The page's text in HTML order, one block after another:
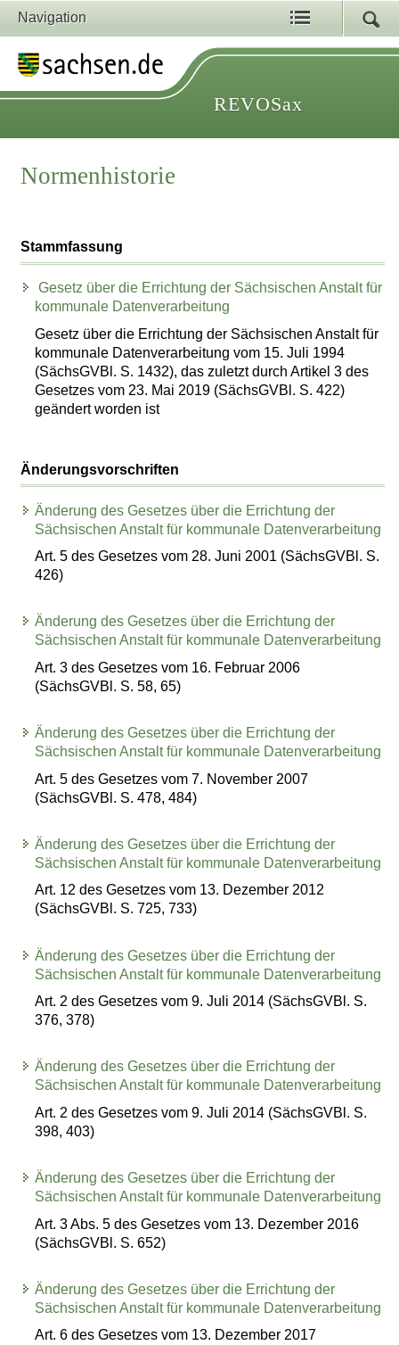
Navigation
REVOSax
Normenhistorie
Stammfassung
Gesetz über die Errichtung der Sächsischen Anstalt für
kommunale Datenverarbeitung
Gesetz über die Errichtung der Sächsischen Anstalt für
kommunale Datenverarbeitung vom 15. Juli 1994
(SächsGVBl. S. 1432), das zuletzt durch Artikel 3 des
Gesetzes vom 23. Mai 2019 (SächsGVBl. S. 422)
geändert worden ist
Änderungsvorschriften
Änderung des Gesetzes über die Errichtung der
Sächsischen Anstalt für kommunale Datenverarbeitung
Art. 5 des Gesetzes vom 28. Juni 2001 (SächsGVBl. S.
426)
Änderung des Gesetzes über die Errichtung der
Sächsischen Anstalt für kommunale Datenverarbeitung
Art. 3 des Gesetzes vom 16. Februar 2006
(SächsGVBl. S. 58, 65)
Änderung des Gesetzes über die Errichtung der
Sächsischen Anstalt für kommunale Datenverarbeitung
Art. 5 des Gesetzes vom 7. November 2007
(SächsGVBl. S. 478, 484)
Änderung des Gesetzes über die Errichtung der
Sächsischen Anstalt für kommunale Datenverarbeitung
Art. 12 des Gesetzes vom 13. Dezember 2012
(SächsGVBl. S. 725, 733)
Änderung des Gesetzes über die Errichtung der
Sächsischen Anstalt für kommunale Datenverarbeitung
Art. 2 des Gesetzes vom 9. Juli 2014 (SächsGVBl. S.
376, 378)
Änderung des Gesetzes über die Errichtung der
Sächsischen Anstalt für kommunale Datenverarbeitung
Art. 2 des Gesetzes vom 9. Juli 2014 (SächsGVBl. S.
398, 403)
Änderung des Gesetzes über die Errichtung der
Sächsischen Anstalt für kommunale Datenverarbeitung
Art. 3 Abs. 5 des Gesetzes vom 13. Dezember 2016
(SächsGVBl. S. 652)
Änderung des Gesetzes über die Errichtung der
Sächsischen Anstalt für kommunale Datenverarbeitung
Art. 6 des Gesetzes vom 13. Dezember 2017